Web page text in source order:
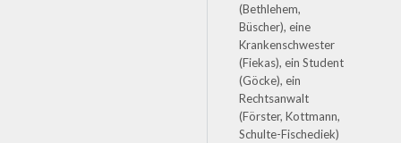
(Bethlehem,
Büscher), eine
Krankenschwester
(Fiekas), ein Student
(Göcke), ein
Rechtsanwalt
(Förster, Kottmann,
Schulte-Fischediek)